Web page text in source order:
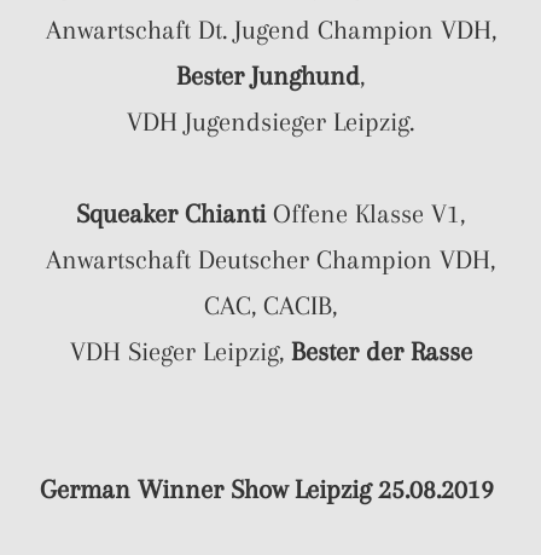
Anwartschaft Dt. Jugend Champion VDH,
Bester Junghund,
VDH Jugendsieger Leipzig.
Squeaker ChiantiOffene Klasse V1,
Anwartschaft Deutscher Champion VDH,
CAC, CACIB,
VDH Sieger Leipzig, Bester der Rasse
German Winner Show Leipzig 25.08.2019